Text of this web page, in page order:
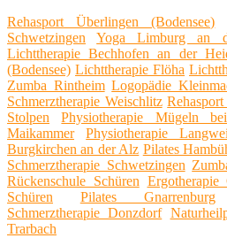
Rehasport Überlingen (Bodensee)
Schwetzingen
Yoga Limburg an
Lichttherapie Bechhofen an der
(Bodensee) Lichttherapie Flöha
Zumba Rintheim Logopädie
Schmerztherapie Weischlitz
Stolpen
Physiotherapie Mügeln
Maikammer
Physiotherapie
Burgkirchen an der Alz Pilates
Schmerztherapie Schwetzingen
Rückenschule Schüren Ergotherapie
Schüren
Pilates Gnarrenburg
Schmerztherapie Donzdorf
Trarbach